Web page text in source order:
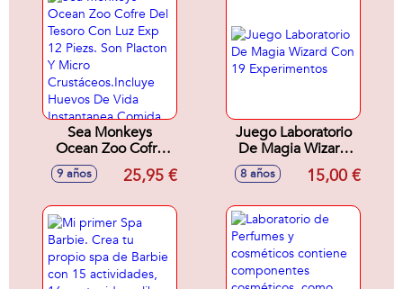
Sea Monkeys
Ocean Zoo Cofre
Del Tesoro Con Luz
Exp 12 Piezs. Son
Crustáceos.Incluye
Huevos De Vida
Instantanea
Comida Cuchara E
Instrucciones.
9 años 25,95 €
Juego Laboratorio
De Magia Wizard
Con 19
Experimentos
8 años 15,00 €